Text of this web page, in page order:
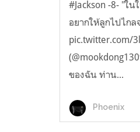
#Jackson -8- "ใ
อยากให้ลูกไปไกล
pic.twitter.com/
ของฉัน ท่าน...
Phoenix